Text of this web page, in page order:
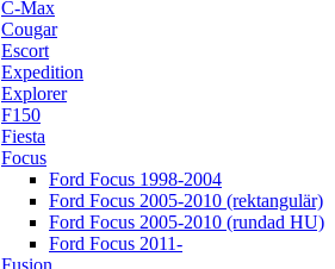
C-Max
Cougar
Escort
Expedition
Explorer
F150
Fiesta
Focus
Ford Focus 1998-2004
Ford Focus 2005-2010 (rektangulär)
Ford Focus 2005-2010 (rundad HU)
Ford Focus 2011-
Fusion